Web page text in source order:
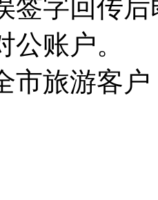
签字回传
账户。
市旅游客